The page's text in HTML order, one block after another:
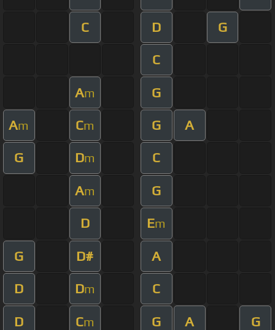
C D G
C
Am G
Am Cm G A
G Dm C
Am G
D Em
G D# A
D Dm C
D Cm G A G